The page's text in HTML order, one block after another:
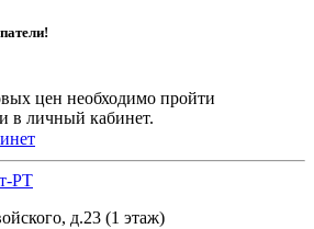
цен необходимо пройти
в личный кабинет.
д.23 (1 этаж)